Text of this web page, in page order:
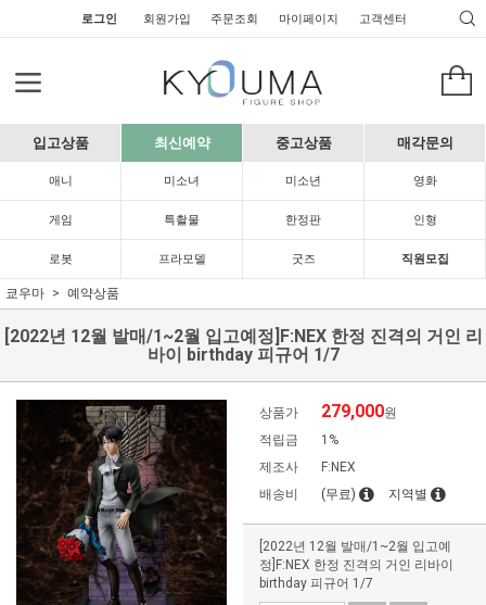
로그인 회원가입 주문조회 마이페이지 고객센터
입고상품 최신예약 중고상품 매각문의
애니 미소녀 미소년 영화
게임 특촬물 한정판 인형
로봇 프라모델 굿즈 직원모집
쿄우마 예약상품
[2022년 12월 발매/1~2월 입고예정]F:NEX 한정 진격의 거인 리
바이 birthday 피규어 1/7
상품가 279,000원
적립금
1%
제조사
F:NEX
배송비
(무료) 지역별
[2022년 12월 발매/1~2월 입고예
정]F:NEX 한정 진격의 거인 리바이
birthday 피규어 1/7